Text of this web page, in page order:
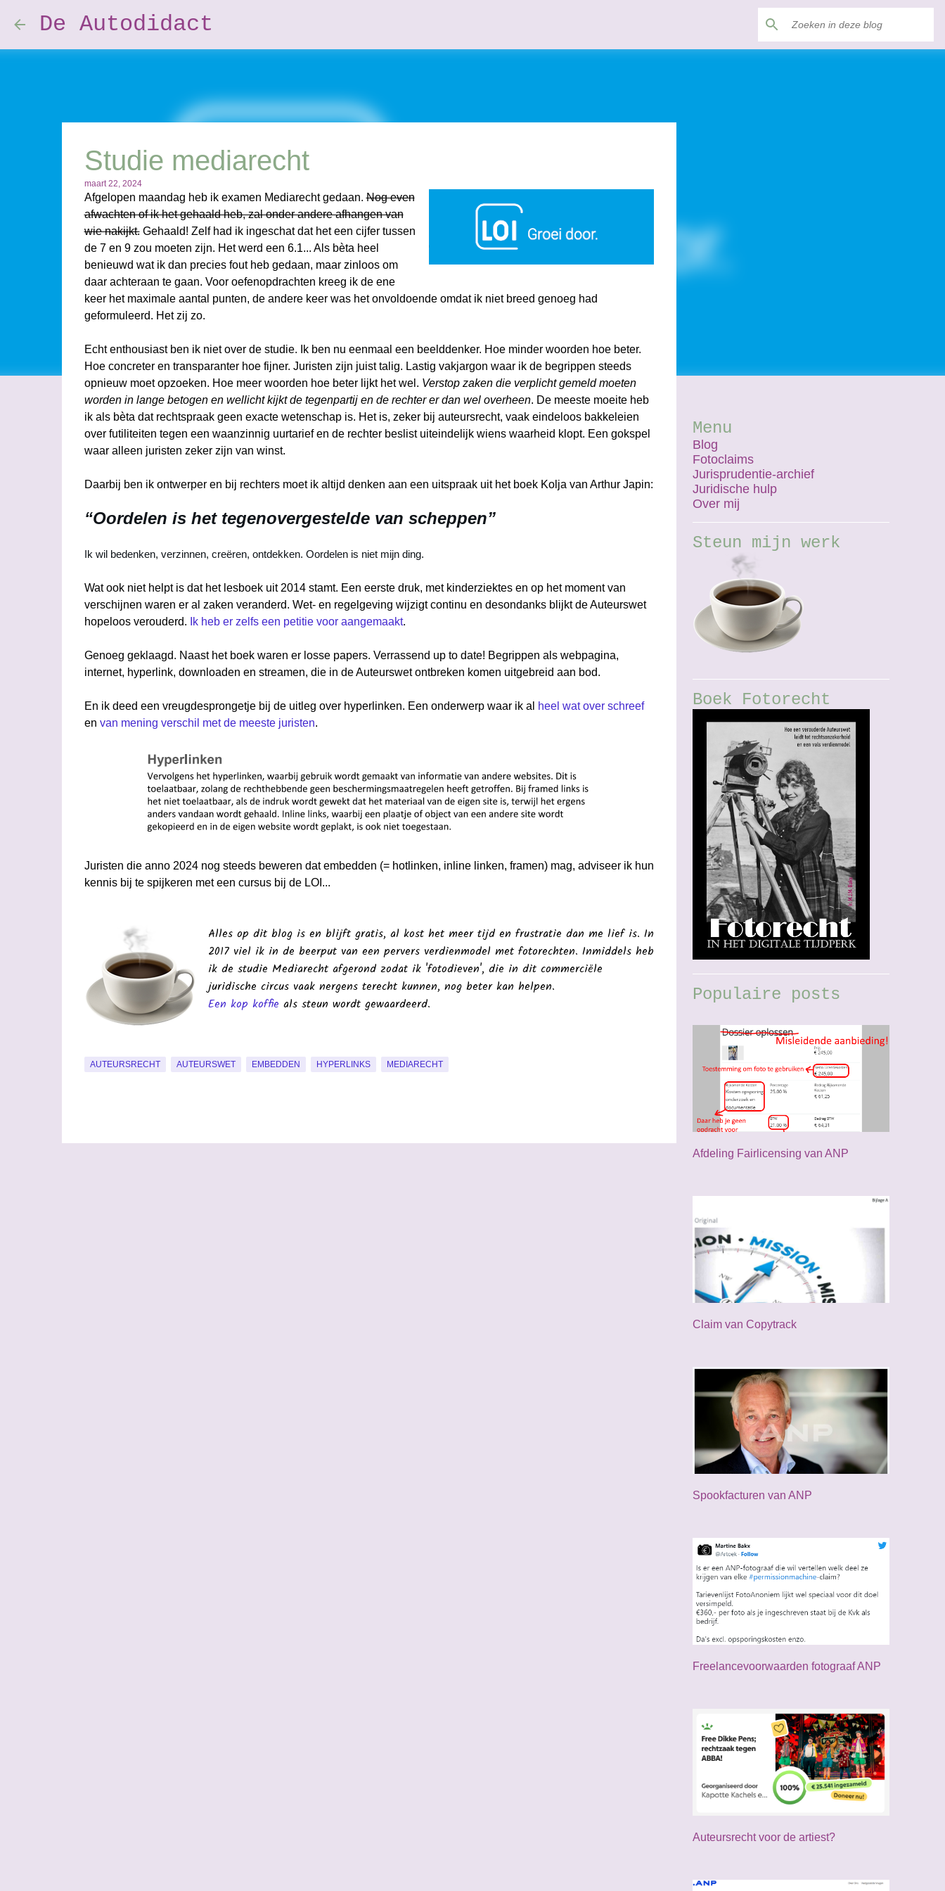
De Autodidact
Studie mediarecht
maart 22, 2024
Afgelopen maandag heb ik examen Mediarecht gedaan.Nog even
afwachten of ik het gehaald heb, zal onder andere afhangen van
wie nakijkt.Gehaald! Zelf had ik ingeschat dat het een cijfer tussen
de 7 en 9 zou moeten zijn. Het werd een 6.1... Als bèta heel
benieuwd wat ik dan precies fout heb gedaan, maar zinloos om
daar achteraan te gaan. Voor oefenopdrachten kreeg ik de ene
keer het maximale aantal punten, de andere keer was het onvoldoende omdat ik niet breed genoeg had
geformuleerd. Het zij zo.
Echt enthousiast ben ik niet over de studie. Ik ben nu eenmaal een beelddenker. Hoe minder woorden hoe beter.
Hoe concreter en transparanter hoe fijner. Juristen zijn juist talig. Lastig vakjargon waar ik de begrippen steeds
opnieuw moet opzoeken. Hoe meer woorden hoe beter lijkt het wel. Verstop zaken die verplicht gemeld moeten
worden in lange betogen en wellicht kijkt de tegenpartij en de rechter er dan wel overheen. De meeste moeite heb
ik als bèta dat rechtspraak geen exacte wetenschap is. Het is, zeker bij auteursrecht, vaak eindeloos bakkeleien
over futiliteiten tegen een waanzinnig uurtarief en de rechter beslist uiteindelijk wiens waarheid klopt. Een gokspel
waar alleen juristen zeker zijn van winst.
Daarbij ben ik ontwerper en bij rechters moet ik altijd denken aan een uitspraak uit het boek Kolja van Arthur Japin:
“Oordelen is het tegenovergestelde van scheppen”
Ik wil bedenken, verzinnen, creëren, ontdekken. Oordelen is niet mijn ding.
Wat ook niet helpt is dat het lesboek uit 2014 stamt. Een eerste druk, met kinderziektes en op het moment van
verschijnen waren er al zaken veranderd. Wet- en regelgeving wijzigt continu en desondanks blijkt de Auteurswet
hopeloos verouderd.
Ik heb er zelfs een petitie voor aangemaakt.
Genoeg geklaagd. Naast het boek waren er losse papers. Verrassend up to date! Begrippen als webpagina,
internet, hyperlink, downloaden en streamen, die in de Auteurswet ontbreken komen uitgebreid aan bod.
En ik deed een vreugdesprongetje bij de uitleg over hyperlinken. Een onderwerp waar ik al
heel wat over schreef
en van mening verschil met de meeste juristen.
Juristen die anno 2024 nog steeds beweren dat embedden (= hotlinken, inline linken, framen) mag, adviseer ik hun
kennis bij te spijkeren met een cursus bij de LOI...
Alles op dit blog is en blijft gratis, al kost het meer tijd en frustratie dan me lief is. In
2017 viel ik in de beerput van een pervers verdienmodel met fotorechten. Inmiddels heb
ik de studie Mediarecht afgerond zodat ik 'fotodieven', die in dit commerciële
juridische circus vaak nergens terecht kunnen, nog beter kan helpen.
Een kop koffie als steun wordt gewaardeerd.
AUTEURSRECHT AUTEURSWET EMBEDDEN HYPERLINKS MEDIARECHT
Menu
Blog
Fotoclaims
Jurisprudentie-archief
Juridische hulp
Over mij
Steun mijn werk
Boek Fotorecht
Populaire posts
Afdeling Fairlicensing van ANP
Claim van Copytrack
Spookfacturen van ANP
Freelancevoorwaarden fotograaf ANP
Auteursrecht voor de artiest?